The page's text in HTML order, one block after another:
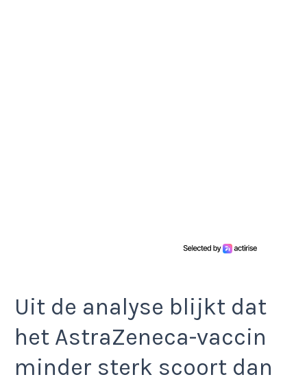
Uit de analyse blijkt dat
het AstraZeneca-vaccin
minder sterk scoort dan